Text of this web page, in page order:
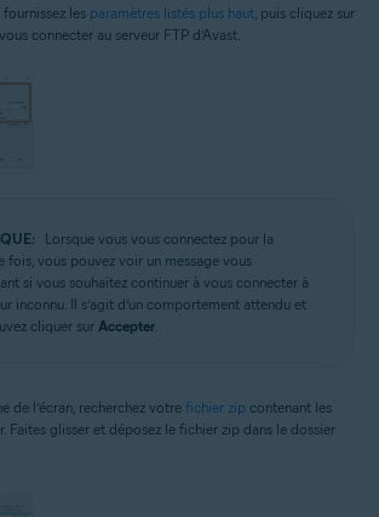
, fournissez les paramètres listés plus haut , puis cliquez sur
connecter au serveur FTP d’Avast.
Lorsque vous vous connectez pour la
fois, vous pouvez voir un message vous
si vous souhaitez continuer à vous connecter à
inconnu. Il s’agit d’un comportement attendu et
cliquer sur Accepter
de l’écran, recherchez votre fichier zip contenant les
Faites glisser et déposez le fichier zip dans le dossier